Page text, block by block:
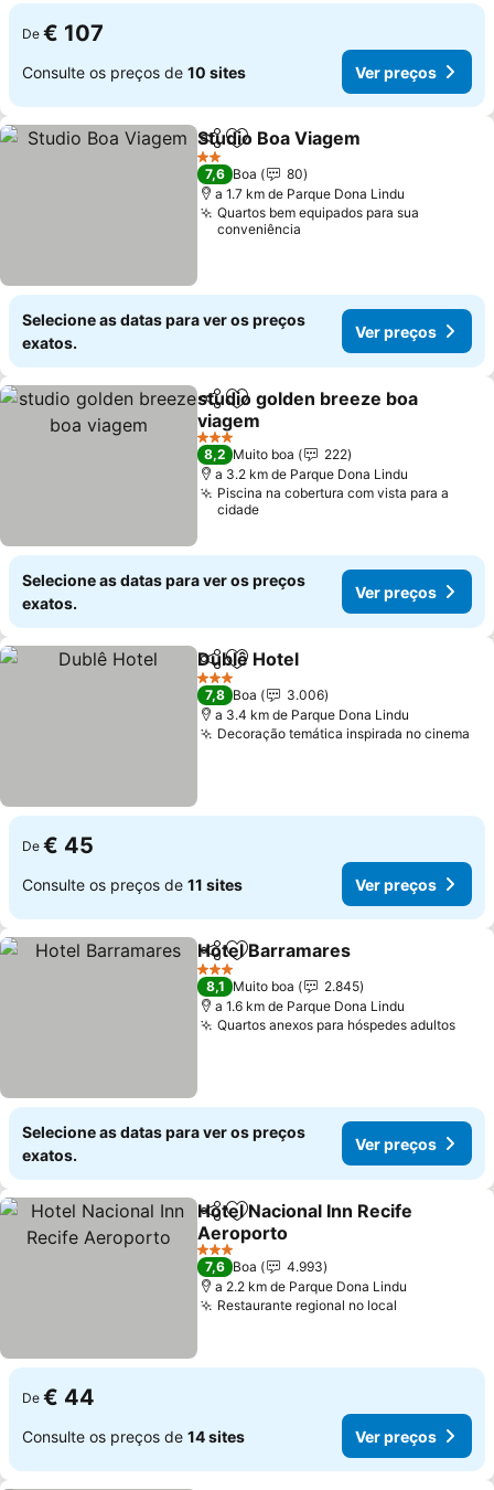
De € 107
Consulte os preços de 10 sites Ver preços
PartilharAdicionar aos favoritos
Studio Boa Viagem
2 Estrelas
7,6 Boa
80
a 1.7 km de Parque Dona Lindu
Quartos bem equipados para sua
conveniência
Selecione as datas para ver os preços
exatos.
Ver preços
PartilharAdicionar aos favoritos
studio golden breeze boa
viagem
Ver preços
3 Estrelas
8,2 Muito boa
222
a 3.2 km de Parque Dona Lindu
Piscina na cobertura com vista para a
cidade
Selecione as datas para ver os preços
exatos.
Ver preços
PartilharAdicionar aos favoritos
Dublê Hotel
3 Estrelas
7,8 Boa
3.006
a 3.4 km de Parque Dona Lindu
Decoração temática inspirada no cinema
De € 45
Consulte os preços de 11 sites Ver preços
PartilharAdicionar aos favoritos
Hotel Barramares
3 Estrelas
8,1 Muito boa
2.845
a 1.6 km de Parque Dona Lindu
Quartos anexos para hóspedes adultosVer
Selecione as datas para ver os preços
exatos.
Ver preços
PartilharAdicionar aos favoritos
Hotel Nacional Inn Recife
Aeroporto
Ver preços
3 Estrelas
7,6 Boa
4.993
a 2.2 km de Parque Dona Lindu
Restaurante regional no local
De € 44
Consulte os preços de 14 sites Ver preços